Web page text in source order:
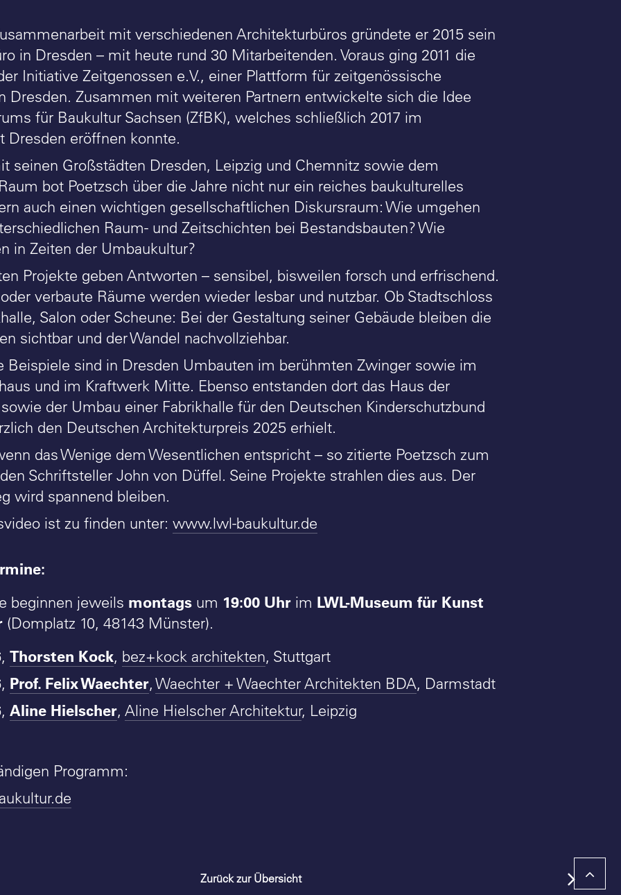
mit verschiedenen Architekturbüros gründete er 2015 sein
in Dresden – mit heute rund 30 Mitarbeitenden. Voraus ging 2011 die
Initiative Zeitgenossen e.V., einer Plattform für zeitgenössische
Dresden. Zusammen mit weiteren Partnern entwickelte sich die Idee
für Baukultur Sachsen (ZfBK), welches schließlich 2017 im
Dresden eröffnen konnte.
seinen Großstädten Dresden, Leipzig und Chemnitz sowie dem
bot Poetzsch über die Jahre nicht nur ein reiches baukulturelles
auch einen wichtigen gesellschaftlichen Diskursraum: Wie umgehen
Raum- und Zeitschichten bei Bestandsbauten? Wie
in Zeiten der Umbaukultur?
Projekte geben Antworten – sensibel, bisweilen forsch und erfrischend.
verbaute Räume werden wieder lesbar und nutzbar. Ob Stadtschloss
Salon oder Scheune: Bei der Gestaltung seiner Gebäude bleiben die
sichtbar und der Wandel nachvollziehbar.
Beispiele sind in Dresden Umbauten im berühmten Zwinger sowie im
und im Kraftwerk Mitte. Ebenso entstanden dort das Haus der
der Umbau einer Fabrikhalle für den Deutschen Kinderschutzbund
den Deutschen Architekturpreis 2025 erhielt.
das Wenige dem Wesentlichen entspricht – so zitierte Poetzsch zum
Schriftsteller John von Düffel. Seine Projekte strahlen dies aus. Der
wird spannend bleiben.
ist zu finden unter: www.lwl-baukultur.de
beginnen jeweils montags um 19:00 Uhr im LWL-Museum für Kunst
(Domplatz 10, 48143 Münster).
Thorsten Kock, bez+kock architekten, Stuttgart
Prof. Felix Waechter,Waechter + Waechter Architekten BDA, Darmstadt
Aline Hielscher, Aline Hielscher Architektur, Leipzig
Programm:
Zurück zur Übersicht